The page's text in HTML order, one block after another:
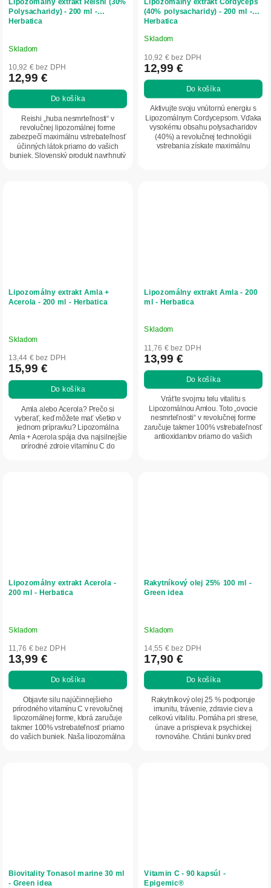
Polysacharidy) - 200 ml -
Herbatica
Skladom
10,92 € bez DPH
12,99 €
Do košíka
Reishi „huba nesmrteľnosti“ v
revolučnej lipozomálnej forme
zabezpečí maximálnu vstrebateľnosť
účinných látok priamo do vašich
buniek. Slovenský produkt navrhnutý
(40% polysacharidy) - 200 ml -
Herbatica
Priemerné
hodnotenie
produktu
je
5,0
5
hviezdičiek.
Skladom
10,92 € bez DPH
12,99 €
Do košíka
Aktivujte svoju vnútornú energiu s
Lipozomálnym Cordycepsom. Vďaka
vysokému obsahu polysacharidov
(40%) a revolučnej technológii
vstrebania získate maximálnu
Lipozomálny extrakt Amla +
Acerola - 200 ml - Herbatica
Skladom
13,44 € bez DPH
15,99 €
Do košíka
Amla alebo Acerola? Prečo si
vyberať, keď môžete mať všetko v
jednom prípravku? Lipozomálna
Amla + Acerola spája dva najsilnejšie
prírodné zdroje vitamínu C do
Lipozomálny extrakt Amla - 200
ml - Herbatica
Priemerné
hodnotenie
produktu
je
5,0
hviezdičiek.
Skladom
11,76 € bez DPH
13,99 €
Do košíka
Vráťte svojmu telu vitalitu s
Lipozomálnou Amlou. Toto „ovocie
nesmrteľnosti“ v revolučnej forme
zaručuje takmer 100% vstrebateľnosť
antioxidantov priamo do vašich
Lipozomálny extrakt Acerola -
200 ml - Herbatica
Skladom
11,76 € bez DPH
13,99 €
Do košíka
Objavte silu najúčinnejšieho
prírodného vitamínu C v revolučnej
lipozomálnej forme, ktorá zaručuje
takmer 100% vstrebateľnosť priamo
do vašich buniek. Naša lipozomálna
Rakytníkový olej 25% 100 ml -
Green idea
Skladom
14,55 € bez DPH
17,90 €
Do košíka
Rakytníkový olej 25 % podporuje
imunitu, trávenie, zdravie ciev a
celkovú vitalitu. Pomáha pri strese,
únave a prispieva k psychickej
rovnováhe. Chráni bunky pred
Biovitality Tonasol marine 30 ml
- Green idea
Vitamin C - 90 kapsúl -
Epigemic®